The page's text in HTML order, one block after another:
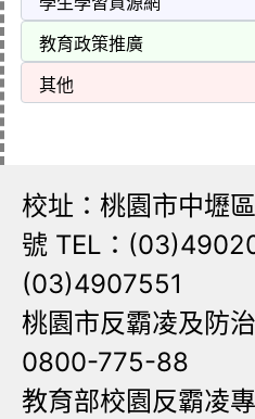
校址：桃園市中壢
號 TEL：
(03)4907551
桃園市反霸凌及防
0800-775-88
教育部校園反霸凌